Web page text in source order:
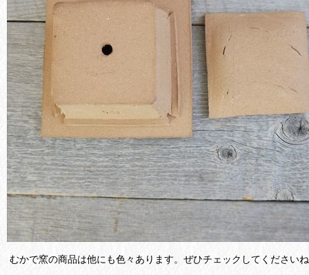
むかで窯の商品は他にも色々あります。ぜひチェックしてください